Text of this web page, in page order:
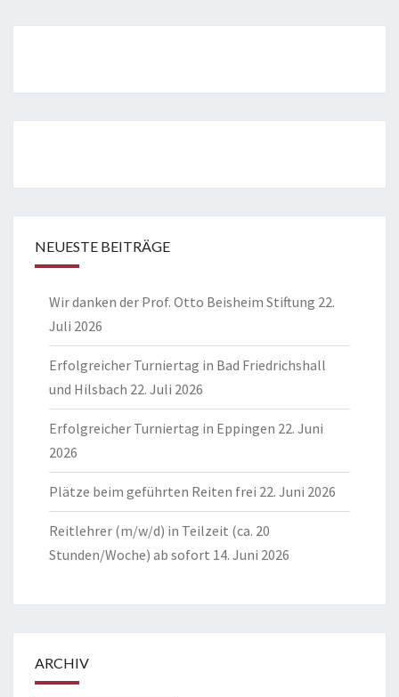
NEUESTE BEITRÄGE
Wir danken der Prof. Otto Beisheim Stiftung 22.
Juli 2026
Erfolgreicher Turniertag in Bad Friedrichshall
und Hilsbach 22. Juli 2026
Erfolgreicher Turniertag in Eppingen 22. Juni
2026
Plätze beim geführten Reiten frei 22. Juni 2026
Reitlehrer (m/w/d) in Teilzeit (ca. 20
Stunden/Woche) ab sofort 14. Juni 2026
ARCHIV